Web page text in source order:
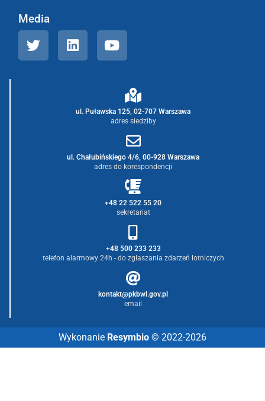
Media
ul. Puławska 125, 02-707 Warszawa
adres siedziby
ul. Chałubińskiego 4/6, 00-928 Warszawa
adres do korespondencji
+48 22 522 55 20
sekretariat
+48 500 233 233
telefon alarmowy 24h - do zgłaszania zdarzeń lotniczych
kontakt@pkbwl.gov.pl
email
Wykonanie Resymbio © 2022-2026